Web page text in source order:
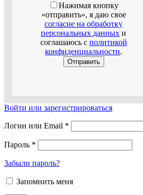
Нажимая кнопку
«отправить», я даю свое
согласие на обработку
персональных данных и
соглашаюсь с политикой
конфиденциальности.
Войти или зарегистрироваться
Логин или Email *
Пароль *
Забыли пароль?
Запомнить меня